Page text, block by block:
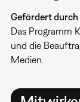
Gefördert durch
Das Programm
und die
Medien.